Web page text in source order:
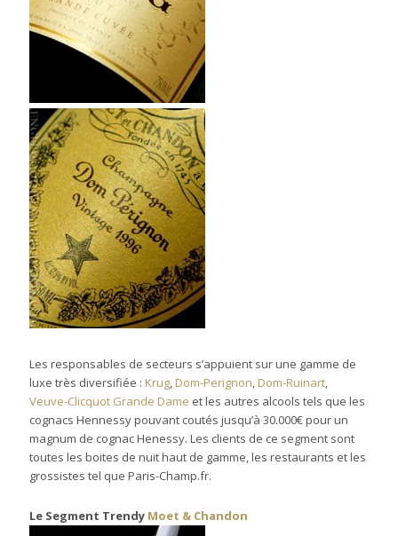
Les responsables de secteurs s’appuient sur une gamme de
luxe très diversifiée : Krug, Dom-Perignon, Dom-Ruinart,
Veuve-Clicquot Grande Dame et les autres alcools tels que les
cognacs Hennessy pouvant coutés jusqu’à 30.000€ pour un
magnum de cognac Henessy. Les clients de ce segment sont
toutes les boites de nuit haut de gamme, les restaurants et les
grossistes tel que Paris-Champ.fr.
Le Segment Trendy Moet & Chandon